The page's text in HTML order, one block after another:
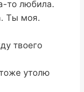
то любила.
Ты моя.
твоего
утолю